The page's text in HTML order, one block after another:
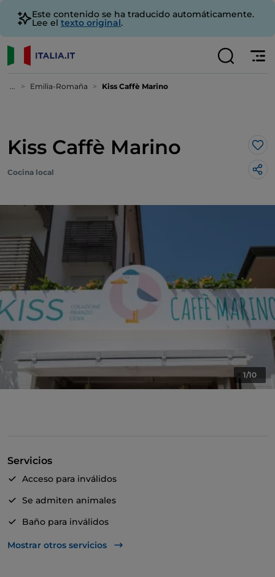
Este contenido se ha traducido automáticamente.
Lee el texto original.
... Emilia-Romaña Kiss Caffè Marino
Kiss Caffè Marino Me
Cocina local
1/10
Servicios
Acceso para inválidos
Se admiten animales
Baño para inválidos
Cocktail
Mostrar otros servicios